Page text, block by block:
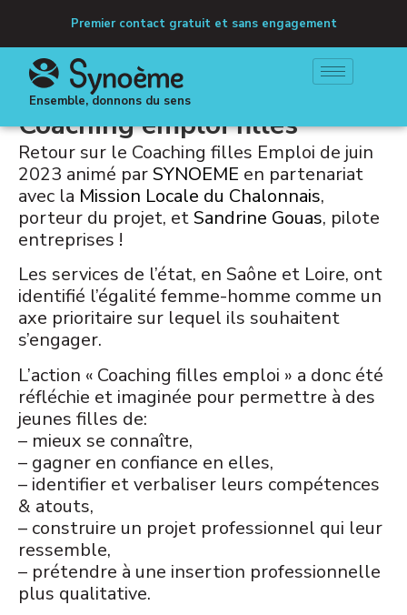
Premier contact gratuit et sans engagement
Ensemble, donnons du sens
Coaching emploi filles
Retour sur le Coaching filles Emploi de juin
2023 animé parSYNOEME en partenariat
avec la Mission Locale du Chalonnais,
porteur du projet, etSandrine Gouas, pilote
entreprises !
Les services de l’état, en Saône et Loire, ont
identifié l’égalité femme-homme comme un
axe prioritaire sur lequel ils souhaitent
s’engager.
L’action « Coaching filles emploi » a donc été
réfléchie et imaginée pour permettre à des
jeunes filles de:
– mieux se connaître,
– gagner en confiance en elles,
– identifier et verbaliser leurs compétences
& atouts,
– construire un projet professionnel qui leur
ressemble,
– prétendre à une insertion professionnelle
plus qualitative.